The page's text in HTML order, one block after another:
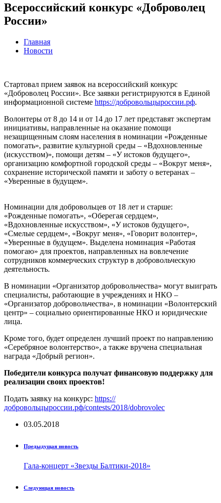
Всероссийский конкурс «Доброволец
России»
Главная
Новости
Стартовал прием заявок на всероссийский конкурс
«Доброволец России». Все заявки регистрируются в Единой
информационной системе https://добровольцыроссии.рф.
Волонтеры от 8 до 14 и от 14 до 17 лет представят экспертам
инициативы, направленные на оказание помощи
незащищенным слоям населения в номинации «Рожденные
помогать», развитие культурной среды – «Вдохновленные
(искусством)», помощи детям – «У истоков будущего»,
организацию комфортной городской среды – «Вокруг меня»,
сохранение исторической памяти и заботу о ветеранах –
«Уверенные в будущем».
Номинации для добровольцев от 18 лет и старше:
«Рожденные помогать», «Оберегая сердцем»,
«Вдохновленные искусством», «У истоков будущего»,
«Смелые сердцем», «Вокруг меня», «Говорит волонтер»,
«Уверенные в будущем». Выделена номинация «Работая
помогаю» для проектов, направленных на вовлечение
сотрудников коммерческих структур в добровольческую
деятельность.
В номинации «Организатор добровольчества» могут выиграть
специалисты, работающие в учреждениях и НКО –
«Организатор добровольчества», в номинации «Волонтерский
центр» – социально ориентированные НКО и юридические
лица.
Кроме того, будет определен лучший проект по направлению
«Серебряное волонтерство», а также вручена специальная
награда «Добрый регион».
Победители конкурса получат финансовую поддержку для
реализации своих проектов!
Подать заявку на конкурс: https://
добровольцыроссии.рф/contests/2018/dobrovolec
03.05.2018
Предыдущая новость
Гала-концерт «Звезды Балтики-2018»
Следующая новость